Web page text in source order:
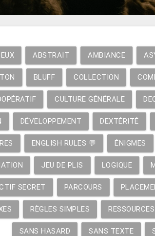
ABSTRAIT AMBIANCE
BLUFF COLLECTION
CULTURE GÉNÉRALE
DÉVELOPPEMENT DEXTÉRITÉ
ENGLISH RULES 💬 ÉNIGMES
JEU DE PLIS LOGIQUE
SECRET PARCOURS
RÈGLES SIMPLES RESSOURCES
SANS HASARD SANS TEXTE